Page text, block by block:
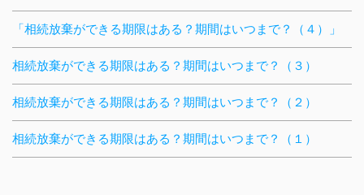
「相続放棄ができる期限はある？期間はいつまで？（４）」
相続放棄ができる期限はある？期間はいつまで？（３）
相続放棄ができる期限はある？期間はいつまで？（２）
相続放棄ができる期限はある？期間はいつまで？（１）